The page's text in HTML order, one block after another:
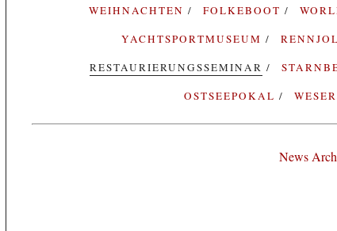
WEIHNACHTEN
FOLKEBOOT
YACHTSPORTMUSEUM
RESTAURIERUNGSSEMINAR
OSTSEEPOKAL
News